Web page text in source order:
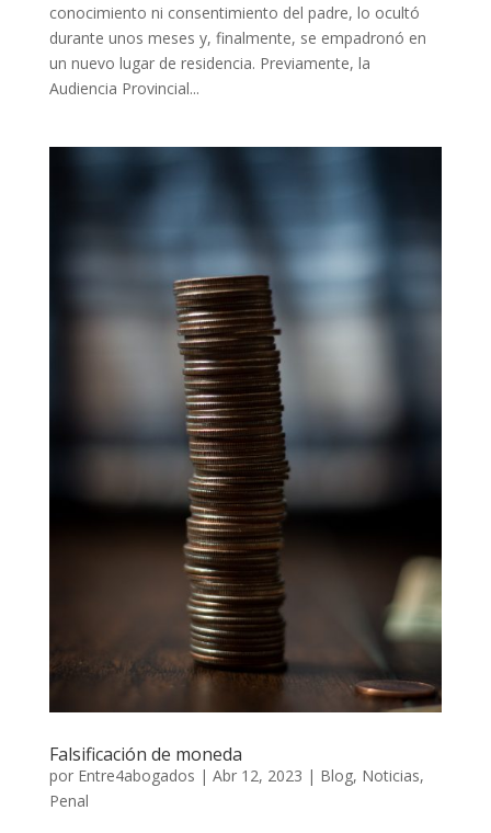
conocimiento ni consentimiento del padre, lo ocultó
durante unos meses y, finalmente, se empadronó en
un nuevo lugar de residencia. Previamente, la
Audiencia Provincial...
Falsificación de moneda
por Entre4abogados | Abr 12, 2023 | Blog, Noticias,
Penal